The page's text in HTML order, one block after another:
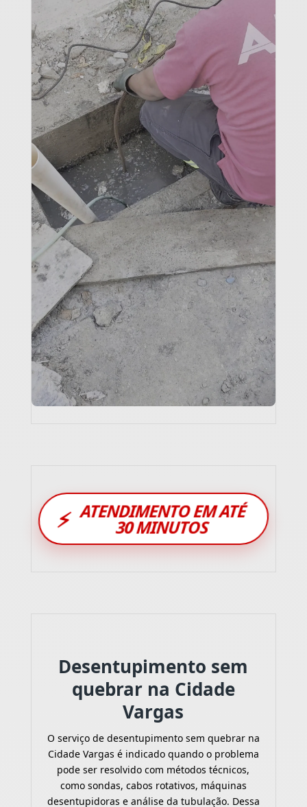
⚡ ATENDIMENTO EM ATÉ
30 MINUTOS
Desentupimento sem
quebrar na Cidade
Vargas
O serviço de desentupimento sem quebrar na
Cidade Vargas é indicado quando o problema
pode ser resolvido com métodos técnicos,
como sondas, cabos rotativos, máquinas
desentupidoras e análise da tubulação. Dessa